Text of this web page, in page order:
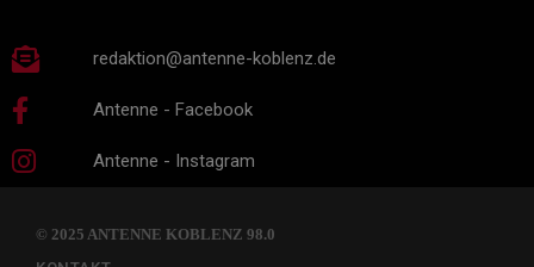
redaktion@antenne-koblenz.de
Antenne - Facebook
Antenne - Instagram
© 2025 ANTENNE KOBLENZ 98.0